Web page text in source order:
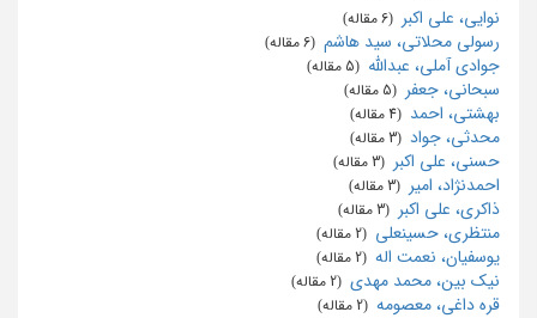
نوایی، علی اکبر
رسولی محلاتی، سید هاشم
جوادی آملی، عبدالله
سبحانی، جعفر
بهشتی، احمد
محدثی، جواد
حسنی، علی اکبر
احمدنژاد، امیر
ذاکری، علی اکبر
منتظری، حسینعلی
یوسفیان، نعمت اله
نیک بین، محمد مهدی
قره داغی، معصومه